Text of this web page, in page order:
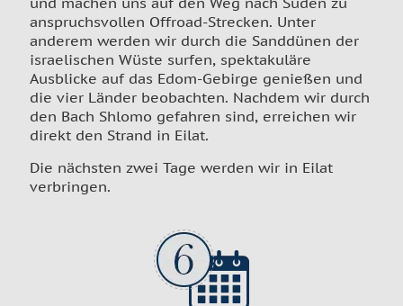
anspruchsvollen Offroad-Strecken. Unter
anderem werden wir durch die Sanddünen der
israelischen Wüste surfen, spektakuläre
Ausblicke auf das Edom-Gebirge genießen und
die vier Länder beobachten. Nachdem wir durch
den Bach Shlomo gefahren sind, erreichen wir
direkt den Strand in Eilat.
Die nächsten zwei Tage werden wir in Eilat
verbringen.